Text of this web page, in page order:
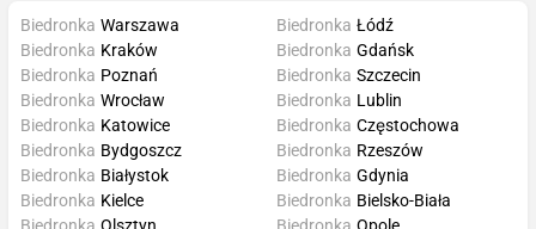
Biedronka Warszawa
Biedronka Kraków
Biedronka Poznań
Biedronka Wrocław
Biedronka Łódź
Biedronka Gdańsk
Biedronka Szczecin
Biedronka Lublin
Biedronka Katowice
Biedronka Bydgoszcz
Biedronka Białystok
Biedronka Kielce
Biedronka Częstochowa
Biedronka Rzeszów
Biedronka Gdynia
Biedronka Bielsko-Biała